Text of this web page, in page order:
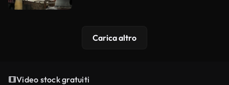
Carica altro
Video stock gratuiti